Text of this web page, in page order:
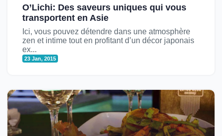
O’Lichi: Des saveurs uniques qui vous
transportent en Asie
Ici, vous pouvez détendre dans une atmosphère
zen et intime tout en profitant d’un décor japonais
ex...
23 Jan, 2015